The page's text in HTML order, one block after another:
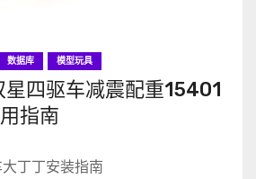
数据库 模型玩具
四驱车减震配重15401
指南
丁丁安装指南